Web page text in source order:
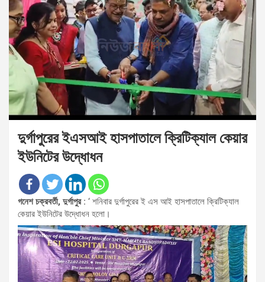
দুর্গাপুরের ইএসআই হাসপাতালে ক্রিটিক্যাল কেয়ার
ইউনিটের উদ্ধোধন
গনেশ চক্রবর্তী, দুর্গাপুর : ‘ শনিবার দুর্গাপুরের ই এস আই হাসপাতালে ক্রিটিক্যাল
কেয়ার ইউনিটের উদ্ধোধন হলো।